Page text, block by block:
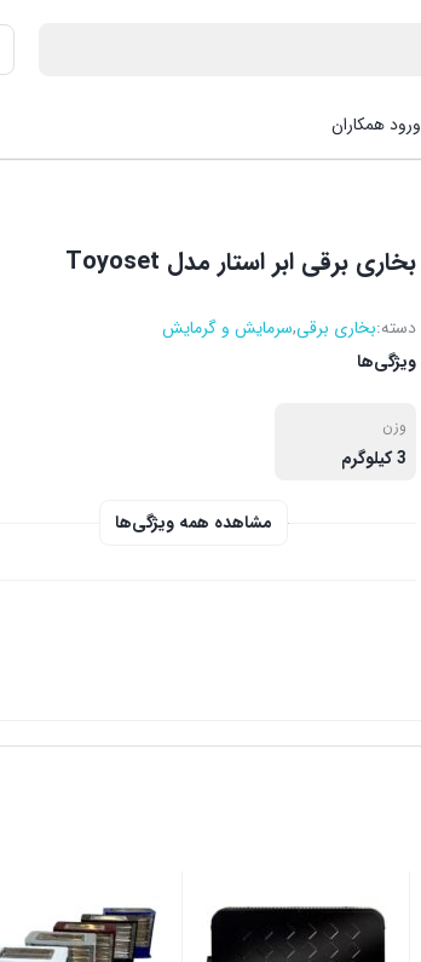
ورود همکاران
بخاری برقی ابر استار مدل Toyoset
دسته:بخاری برقی,سرمایش و گرمایش
ویژگی‌ها
وزن
3 کیلوگرم
مشاهده همه ویژگی‌ها